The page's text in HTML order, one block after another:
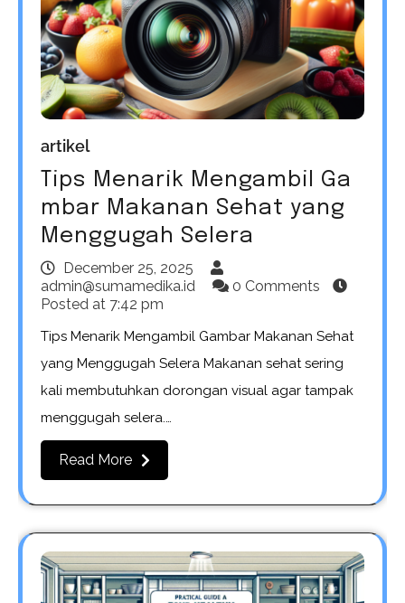
artikel
Tips Menarik Mengambil Ga
mbar Makanan Sehat yang
Menggugah Selera
December 25, 2025
admin@sumamedika.id
0 Comments
Posted at 7:42 pm
Tips Menarik Mengambil Gambar Makanan Sehat
yang Menggugah Selera Makanan sehat sering
kali membutuhkan dorongan visual agar tampak
menggugah selera.…
Read More